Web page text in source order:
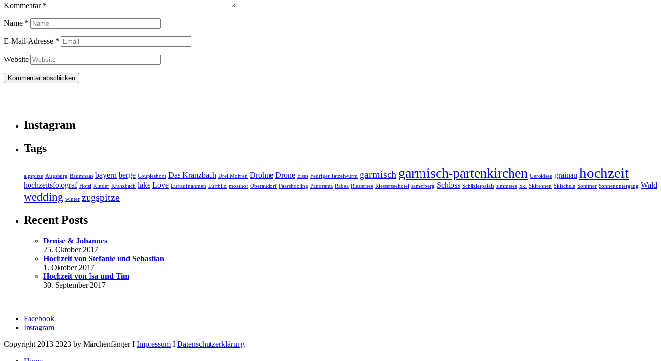
Kommentar *
Name *
E-Mail-Adresse *
Website
Instagram
Tags
alpspitze Augsburg Baumhaus bayern berge Coupleshoot Das Kranzbach Drei Mohren Drohne Drone Eises Feuriger Tatzelwurm garmisch garmisch-partenkirchen Geroldsee grainau hochzeit
hochzeitsfotograf Hotel Kinder Kranzbach lake Love Luftaufnahmen Luftbild moarhof Oberaudorf Paarshooting Panorama Rabea Riessersee Riesserseehotel samerberg Schloss Schäzlerpalais simmssee Ski Skirennen Skischule Sommer Sonnenuntergang Wald
wedding winter zugspitze
Recent Posts
Denise & Johannes
25. Oktober 2017
Hochzeit von Stefanie und Sebastian
1. Oktober 2017
Hochzeit von Isa und Tim
30. September 2017
Facebook
Instagram
Copyright 2013-2023 by Märchenfänger I Impressum I Datenschutzerklärung